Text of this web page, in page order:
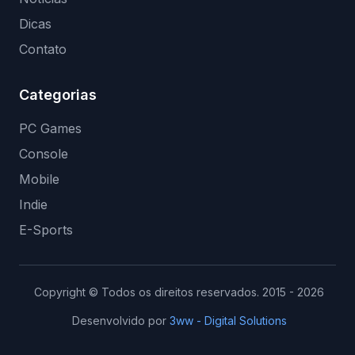
Dicas
Contato
Categorias
PC Games
Console
Mobile
Indie
E-Sports
Copyright © Todos os direitos reservados. 2015 - 2026
Desenvolvido por 3ww - Digital Solutions